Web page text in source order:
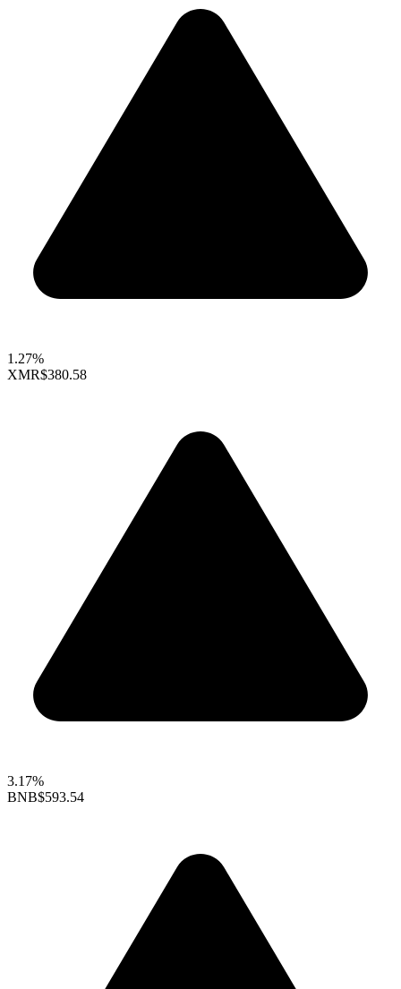
1.27%
XMR$380.58
3.17%
BNB$593.54